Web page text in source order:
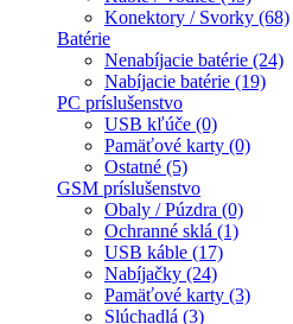
Konektory / Svorky (68)
Batérie
Nenabíjacie batérie (24)
Nabíjacie batérie (19)
PC príslušenstvo
USB kľúče (0)
Pamäťové karty (0)
Ostatné (5)
GSM príslušenstvo
Obaly / Púzdra (0)
Ochranné sklá (1)
USB káble (17)
Nabíjačky (24)
Pamäťové karty (3)
Slúchadlá (3)